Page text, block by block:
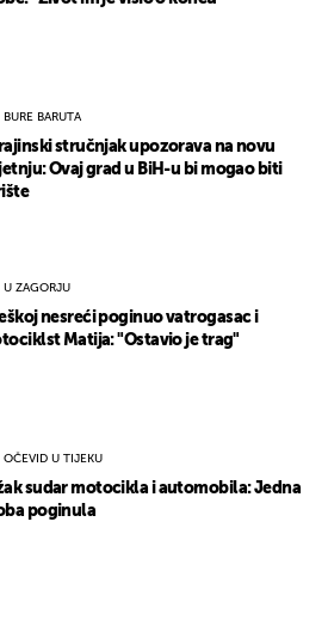
BURE BARUTA
stručnjak upozorava na novu
Ovaj grad u BiH-u bi mogao biti
U ZAGORJU
nesreći poginuo vatrogasac i
Matija: "Ostavio je trag"
OČEVID U TIJEKU
sudar motocikla i automobila: Jedna
poginula
NOTIFIKACIJE